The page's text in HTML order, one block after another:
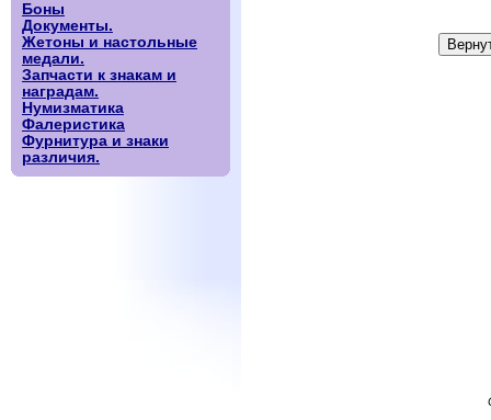
Боны
Документы.
Жетоны и настольные
медали.
Запчасти к знакам и
наградам.
Нумизматика
Фалеристика
Фурнитура и знаки
различия.